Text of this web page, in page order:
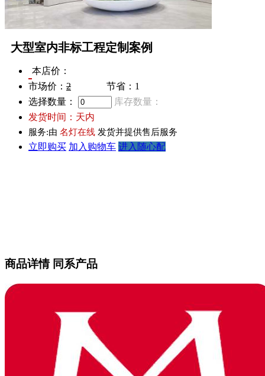
大型室内非标工程定制案例
本店价：
市场价： 2 节省： 1
选择数量：
库存数量：
发货时间： 天内
服务:由 名灯在线 发货并提供售后服务
立即购买 加入购物车 进入随心配
商品详情 同系产品